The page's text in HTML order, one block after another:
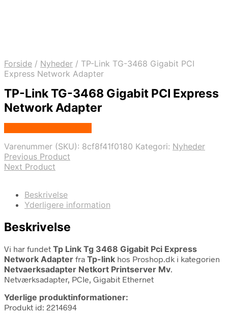
Forside / Nyheder / TP-Link TG-3468 Gigabit PCI
Express Network Adapter
TP-Link TG-3468 Gigabit PCI Express
Network Adapter
Varenummer (SKU): 8cf8f41f0180 Kategori: Nyheder
Previous Product
Next Product
Beskrivelse
Yderligere information
Beskrivelse
Vi har fundet Tp Link Tg 3468 Gigabit Pci Express
Network Adapter fra Tp-link hos Proshop.dk i kategorien
Netvaerksadapter Netkort Printserver Mv.
Netværksadapter, PCIe, Gigabit Ethernet
Yderlige produktinformationer:
Produkt id: 2214694